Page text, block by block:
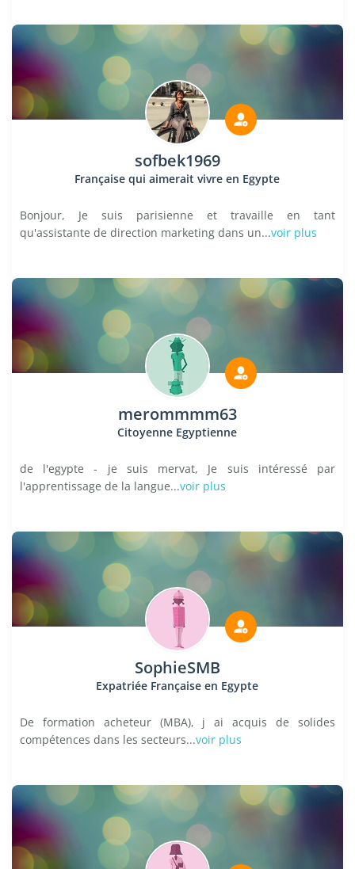
sofbek1969
Française qui aimerait vivre en Egypte
Bonjour, Je suis parisienne et travaille en tant
qu'assistante de direction marketing dans un...voir plus
merommmm63
Citoyenne Egyptienne
de l'egypte - je suis mervat, Je suis intéressé par
l'apprentissage de la langue...voir plus
SophieSMB
Expatriée Française en Egypte
De formation acheteur (MBA), j ai acquis de solides
compétences dans les secteurs...voir plus